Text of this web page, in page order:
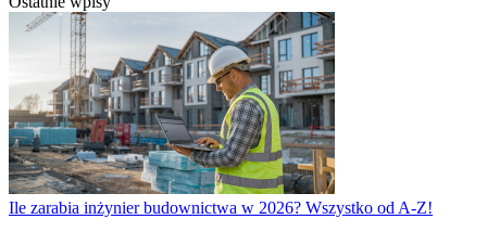
Ile zarabia inżynier budownictwa w 2026? Wszystko od A-Z!